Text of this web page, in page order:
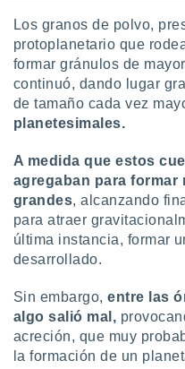
de
1199
Los granos de polvo,
protoplanetario que
formar gránulos de
continuó, dando lugar
de tamaño cada vez
planetesimales.
A medida que estos
agregaban para formar
grandes, alcanzando
para atraer
última instancia, formar
desarrollado.
Sin embargo,entre las
algo salió mal,
acreción, que muy
la formación de un